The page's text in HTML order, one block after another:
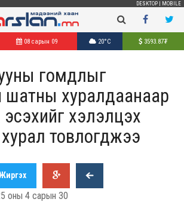
DESKTOP MOBILE
08 сарын 09 20°C 3593.87₮
гомдлыг
шатны хуралдаанаар
хэлэлцэх
товлогджээ
оны 4 сарын 30